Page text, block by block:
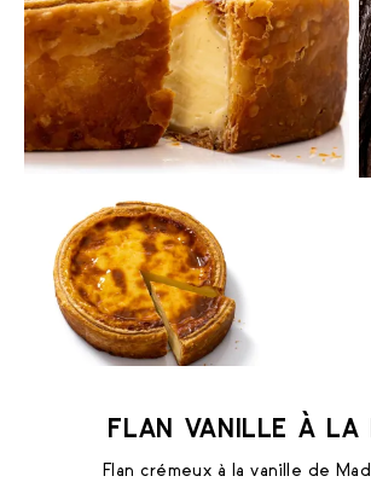
FLAN VANILLE À LA
Flan crémeux à la vanille de